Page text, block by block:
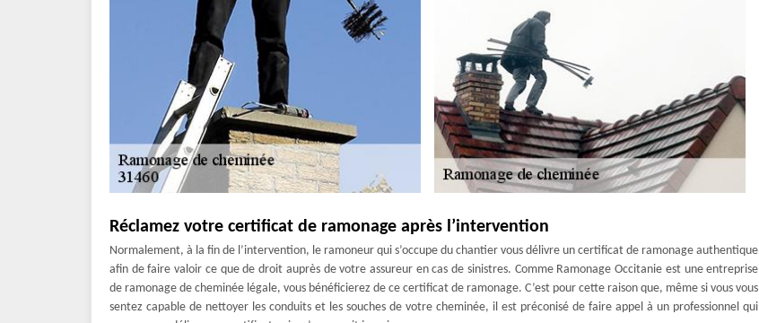
Réclamez votre certificat de ramonage après l’intervention
Normalement, à la fin de l’intervention, le ramoneur qui s’occupe du chantier vous délivre un certificat de ramonage authentique
afin de faire valoir ce que de droit auprès de votre assureur en cas de sinistres. Comme Ramonage Occitanie est une entreprise
de ramonage de cheminée légale, vous bénéficierez de ce certificat de ramonage. C’est pour cette raison que, même si vous vous
sentez capable de nettoyer les conduits et les souches de votre cheminée, il est préconisé de faire appel à un professionnel qui